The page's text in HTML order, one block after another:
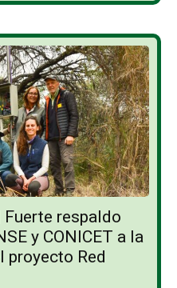
respaldo
y CONICET a la
proyecto Red